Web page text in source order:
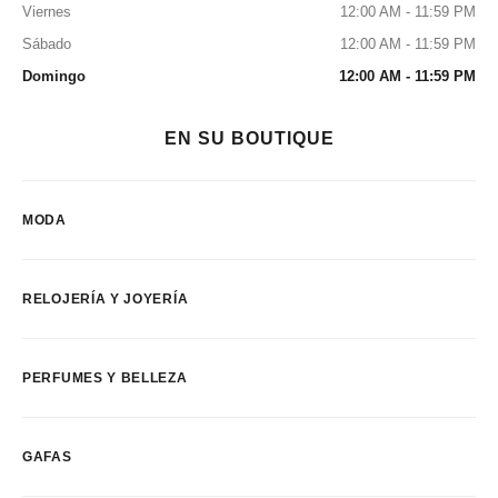
Viernes
12:00 AM - 11:59 PM
Sábado
12:00 AM - 11:59 PM
Domingo
12:00 AM - 11:59 PM
EN SU BOUTIQUE
MODA
RELOJERÍA Y JOYERÍA
PERFUMES Y BELLEZA
GAFAS